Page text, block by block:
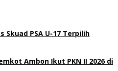
Skuad PSA U-17 Terpilih
Ambon Ikut PKN II 2026 di